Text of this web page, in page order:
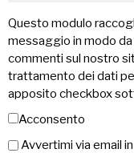
Questo modulo
messaggio in modo
commenti sul nostro
trattamento dei dati
apposito checkbox
Acconsento
Avvertimi via email